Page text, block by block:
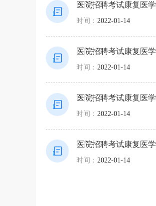
医院招聘考试康复医
时间： 2022-01-14
医院招聘考试康复医
时间： 2022-01-14
医院招聘考试康复医
时间： 2022-01-14
医院招聘考试康复医
时间： 2022-01-14